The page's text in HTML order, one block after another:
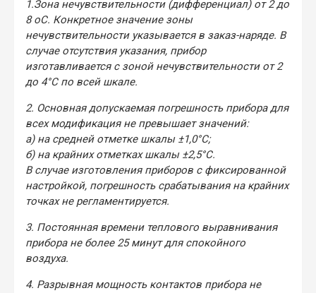
1.Зона нечувствительности (дифференциал) от 2 до
8 oС. Конкретное значение зоны
нечувствительности указывается в заказ-наряде. В
случае отсутствия указания, прибор
изготавливается с зоной нечувствительности от 2
до 4°С по всей шкале.
2. Основная допускаемая погрешность прибора для
всех модификация не превышает значений:
а) на средней отметке шкалы ±1,0°С;
б) на крайних отметках шкалы ±2,5°С.
В случае изготовления приборов с фиксированной
настройкой, погрешность срабатывания на крайних
точках не регламентируется.
3. Постоянная времени теплового выравнивания
прибора не более 25 минут для спокойного
воздуха.
4. Разрывная мощность контактов прибора не